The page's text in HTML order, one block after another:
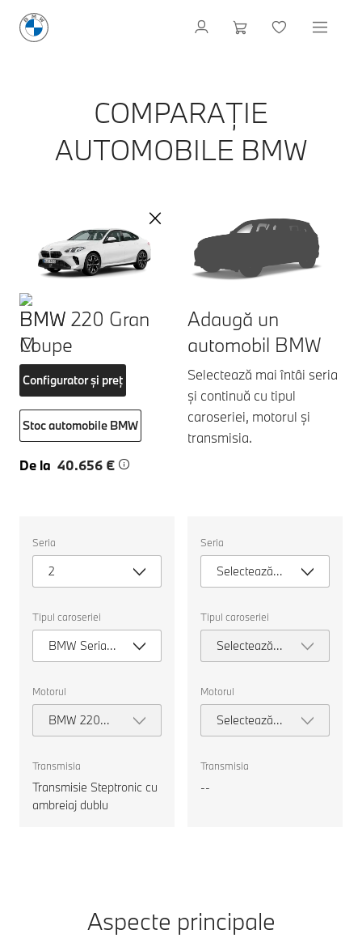
COMPARAȚIE
AUTOMOBILE BMW
BMW 220 Gran
Coupe
Configurator și preț
Stoc automobile BMW
De la 40.656 €
următoarele
proprietăți
pentru
a
o
mașină
pentru
comparație.
Seria
2
Tipul caroseriei
BMW Seria 2
Gran Coupé
Motorul
BMW 220
Gran Coupe
Transmisia
Transmisie Steptronic cu
ambreiaj dublu
Adaugă un
automobil BMW
Selectează mai întâi seria
și continuă cu tipul
caroseriei, motorul și
transmisia.
următoarele
proprietăți
pentru
a
o
mașină
pentru
comparație.
Seria
Selectează
seria
Tipul caroseriei
Selectează
tipul
Motorul
Selectează
motorul
Transmisia
--
Aspecte principale